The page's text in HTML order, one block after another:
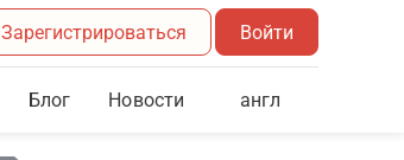
Зарегистрироваться Войти
Блог Новости англ